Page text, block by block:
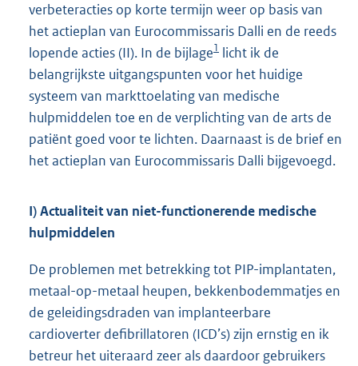
verbeteracties op korte termijn weer op basis van
het actieplan van Eurocommissaris Dalli en de reeds
lopende acties (II). In de bijlage1 licht ik de
belangrijkste uitgangspunten voor het huidige
systeem van markttoelating van medische
hulpmiddelen toe en de verplichting van de arts de
patiënt goed voor te lichten. Daarnaast is de brief en
het actieplan van Eurocommissaris Dalli bijgevoegd.
I) Actualiteit van niet-functionerende medische
hulpmiddelen
De problemen met betrekking tot PIP-implantaten,
metaal-op-metaal heupen, bekkenbodemmatjes en
de geleidingsdraden van implanteerbare
cardioverter defibrillatoren (ICD’s) zijn ernstig en ik
betreur het uiteraard zeer als daardoor gebruikers